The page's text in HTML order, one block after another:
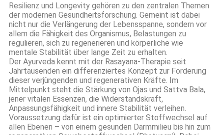
Resilienz und Longevity gehören zu den zentralen Themen
der modernen Gesundheitsforschung. Gemeint ist dabei
nicht nur die Verlängerung der Lebensspanne, sondern vor
allem die Fähigkeit des Organismus, Belastungen zu
regulieren, sich zu regenerieren und körperliche wie
mentale Stabilität über lange Zeit zu erhalten.
Der Ayurveda kennt mit der Rasayana-Therapie seit
Jahrtausenden ein differenziertes Konzept zur Förderung
dieser verjüngenden und regenerativen Kräfte. Im
Mittelpunkt steht die Stärkung von Ojas und Sattva Bala,
jener vitalen Essenzen, die Widerstandskraft,
Anpassungsfähigkeit und innere Stabilität verleihen.
Voraussetzung dafür ist ein optimierter Stoffwechsel auf
allen Ebenen – von einem gesunden Darmmilieu bis hin zum